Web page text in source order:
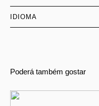
IDIOMA
Poderá também gostar